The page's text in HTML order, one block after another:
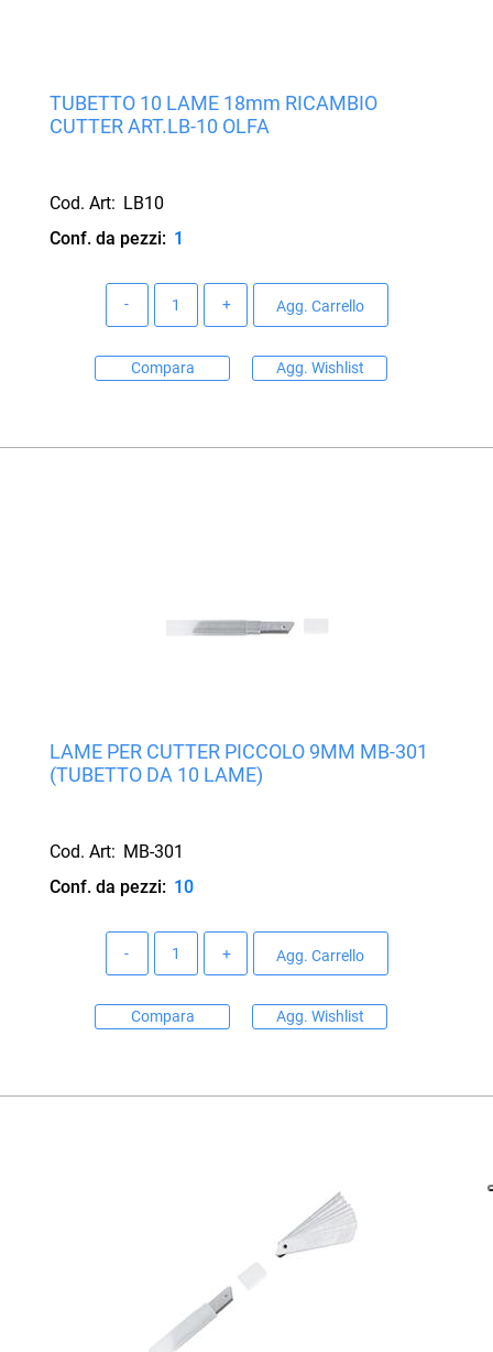
TUBETTO 10 LAME 18mm RICAMBIO
CUTTER ART.LB-10 OLFA
Cod. Art: LB10
Conf. da pezzi: 1
Agg. Carrello
Compara Agg. Wishlist
LAME PER CUTTER PICCOLO 9MM MB-301
(TUBETTO DA 10 LAME)
Cod. Art: MB-301
Conf. da pezzi: 10
Agg. Carrello
Compara Agg. Wishlist